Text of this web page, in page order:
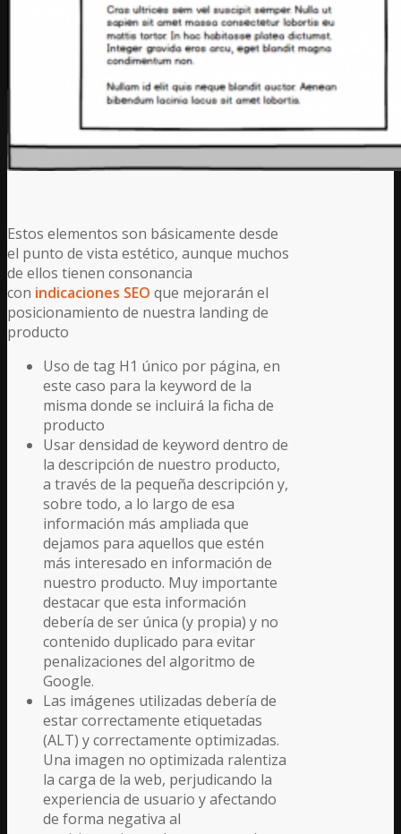
Estos elementos son básicamente desde
el punto de vista estético, aunque muchos
de ellos tienen consonancia
con indicaciones SEO que mejorarán el
posicionamiento de nuestra landing de
producto
Uso de tag H1 único por página, en
este caso para la keyword de la
misma donde se incluirá la ficha de
producto
Usar densidad de keyword dentro de
la descripción de nuestro producto,
a través de la pequeña descripción y,
sobre todo, a lo largo de esa
información más ampliada que
dejamos para aquellos que estén
más interesado en información de
nuestro producto. Muy importante
destacar que esta información
debería de ser única (y propia) y no
contenido duplicado para evitar
penalizaciones del algoritmo de
Google.
Las imágenes utilizadas debería de
estar correctamente etiquetadas
(ALT) y correctamente optimizadas.
Una imagen no optimizada ralentiza
la carga de la web, perjudicando la
experiencia de usuario y afectando
de forma negativa al